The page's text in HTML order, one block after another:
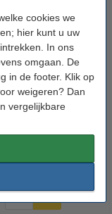
cookies we
hier kunt u uw
In ons
omgaan. De
in de footer. Klik op
weigeren? Dan
vergelijkbare
huismerk vervangt HP
hoge capaciteit